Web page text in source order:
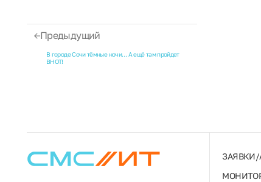
Предыдущий
В городе Сочи тёмные ночи… А ещё там пройдет
ВНОТ!
ЗАЯВКИ/